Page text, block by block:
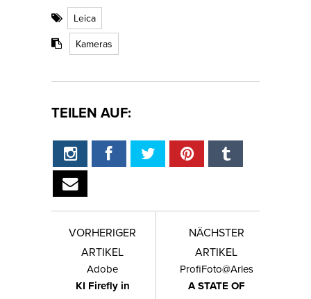
Leica
Kameras
TEILEN AUF:
VORHERIGER
ARTIKEL
Adobe
KI Firefly in
NÄCHSTER
ARTIKEL
ProfiFoto@Arles
A STATE OF